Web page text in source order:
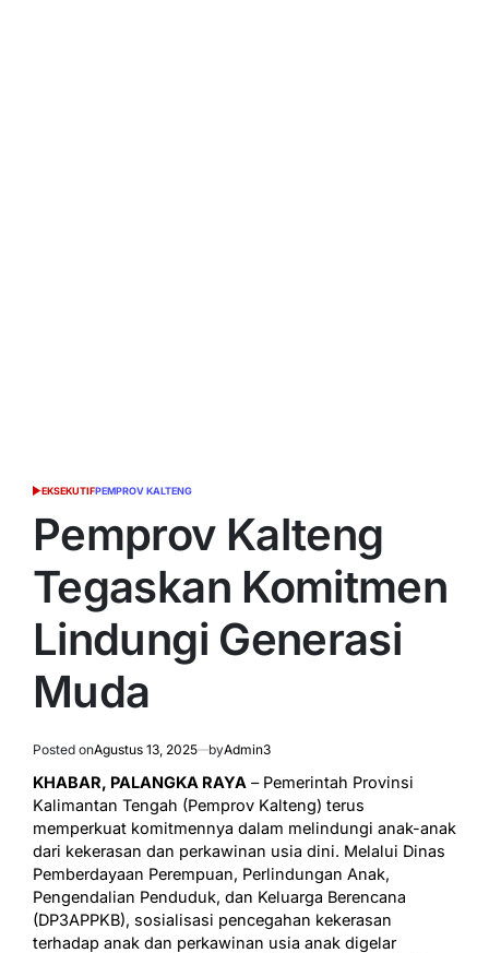
POSTED
EKSEKUTIFPEMPROV KALTENG
Pemprov Kalteng
Tegaskan Komitmen
Lindungi Generasi
Muda
Posted onAgustus 13, 2025 byAdmin3
KHABAR, PALANGKA RAYA – Pemerintah Provinsi
Kalimantan Tengah (Pemprov Kalteng) terus
memperkuat komitmennya dalam melindungi anak-anak
dari kekerasan dan perkawinan usia dini. Melalui Dinas
Pemberdayaan Perempuan, Perlindungan Anak,
Pengendalian Penduduk, dan Keluarga Berencana
(DP3APPKB), sosialisasi pencegahan kekerasan
terhadap anak dan perkawinan usia anak digelar